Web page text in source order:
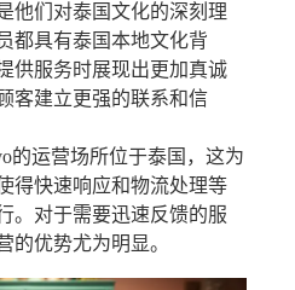
他们对泰国文化的深刻理
都具有泰国本地文化背
供服务时展现出更加真诚
客建立更强的联系和信
的运营场所位于泰国，这为
得快速响应和物流处理等
。对于需要迅速反馈的服
的优势尤为明显。